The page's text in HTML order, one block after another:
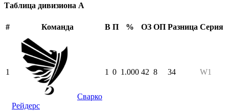
Таблица дивизиона A
# Команда В П % ОЗ ОП Разница Серия
1
Сварко
Рейдерс
1 0 1.000 42 8 34 W1